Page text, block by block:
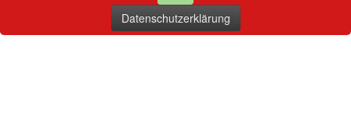
Datenschutzerklärung